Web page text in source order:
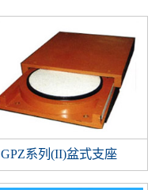
GPZ系列(II)盆式支座